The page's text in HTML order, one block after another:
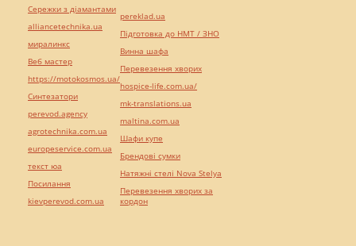
Сережки з діамантами
alliancetechnika.ua
миралинкс
Веб мастер
https://motokosmos.ua/
Синтезатори
perevod.agency
agrotechnika.com.ua
europeservice.com.ua
текст юа
Посилання
kievperevod.com.ua
pereklad.ua
Підготовка до НМТ / ЗНО
Винна шафа
Перевезення хворих
hospice-life.com.ua/
mk-translations.ua
maltina.com.ua
Шафи купе
Брендові сумки
Натяжні стелі Nova Stelya
Перевезення хворих за
кордон